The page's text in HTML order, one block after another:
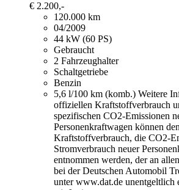
€ 2.200,-
120.000 km
04/2009
44 kW (60 PS)
Gebraucht
2 Fahrzeughalter
Schaltgetriebe
Benzin
5,6 l/100 km (komb.) Weitere
offiziellen Kraftstoffverbrauch
spezifischen CO2-Emissionen
Personenkraftwagen können
Kraftstoffverbrauch, die CO2-
Stromverbrauch neuer
entnommen werden, der an
bei der Deutschen Automobil
unter www.dat.de unentgeltlich